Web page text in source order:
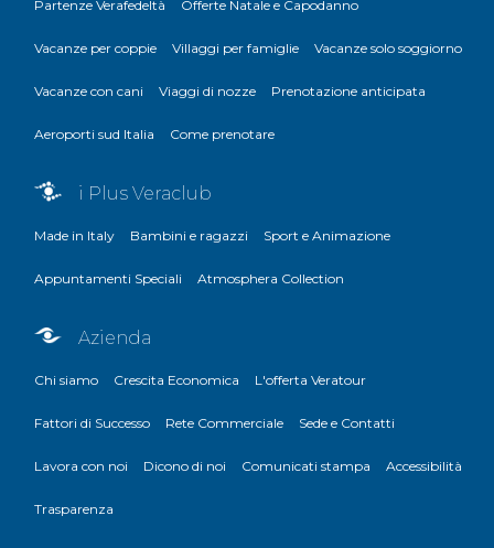
Partenze Verafedeltà Offerte Natale e Capodanno
Vacanze per coppie Villaggi per famiglie Vacanze solo soggiorno
Vacanze con cani Viaggi di nozze Prenotazione anticipata
Aeroporti sud Italia Come prenotare
i Plus Veraclub
Made in Italy Bambini e ragazzi Sport e Animazione
Appuntamenti Speciali Atmosphera Collection
Azienda
Chi siamo Crescita Economica L'offerta Veratour
Fattori di Successo Rete Commerciale Sede e Contatti
Lavora con noi Dicono di noi Comunicati stampa Accessibilità
Trasparenza